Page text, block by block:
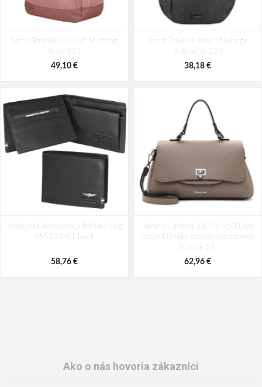
AM-580-05 modrá 22 L
98,49 €
AM-581-05 modrá 19 L
94,29 €
Batoh Travelite Kick Off Multibag
Rosé 35 l
49,10 €
Batoh Travelite Basics Melange
Anthracite 22 l
38,18 €
Peňaženka Aeronautica Militare Flag
AM-103-01 black
58,76 €
Tamaris Carolina 33271-950 Dark
taupe Dámska kabelka cez rameno
béžová 5 L
62,96 €
Ako o nás hovoria zákazníci